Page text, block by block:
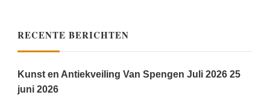
RECENTE BERICHTEN
Kunst en Antiekveiling Van Spengen Juli 2026 25
juni 2026